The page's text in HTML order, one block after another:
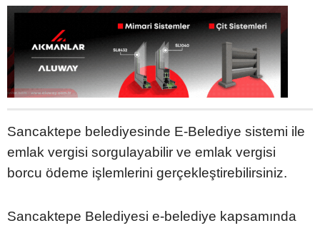
Sancaktepe belediyesinde E-Belediye sistemi ile
emlak vergisi sorgulayabilir ve emlak vergisi
borcu ödeme işlemlerini gerçekleştirebilirsiniz.
Sancaktepe Belediyesi e-belediye kapsamında